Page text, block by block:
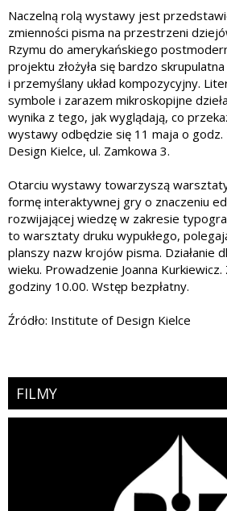
Naczelną rolą wystawy jest
zmienności pisma na przestrzeni
Rzymu do amerykańskiego
projektu złożyła się bardzo
i przemyślany układ kompozycyjny.
symbole i zarazem mikroskopijne
wynika z tego, jak wyglądają, co
wystawy odbędzie się 11 maja o
Design Kielce, ul. Zamkowa 3.
Otarciu wystawy towarzyszą
formę interaktywnej gry o znaczeniu
rozwijającej wiedzę w zakresie
to warsztaty druku wypukłego,
planszy nazw krojów pisma. Działanie
wieku. Prowadzenie Joanna
godziny 10.00. Wstęp bezpłatny.
Źródło: Institute of Design Kielce
FILMY